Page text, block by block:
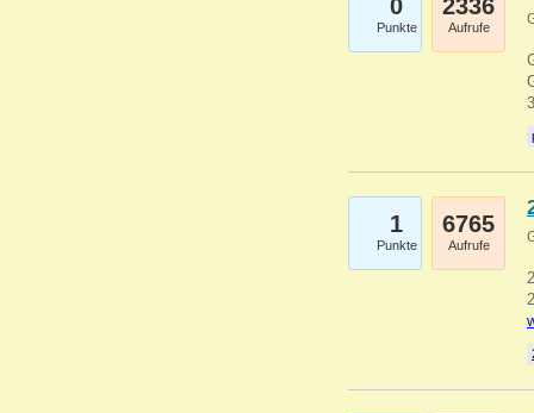
0
Punkte
2336
Aufrufe
1
Punkte
6765
Aufrufe